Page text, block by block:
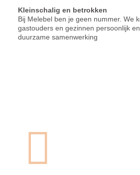
Kleinschalig en betrokken
Bij Melebel ben je geen nummer. We
gastouders en gezinnen persoonlijk
duurzame samenwerking